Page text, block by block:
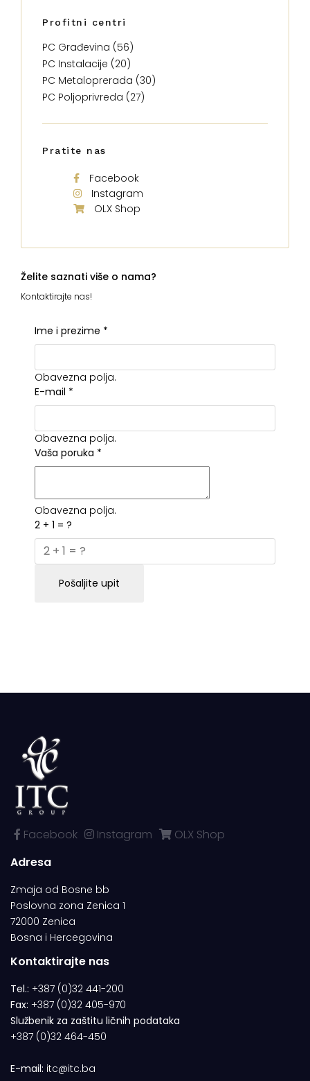
Profitni centri
PC Građevina (56)
PC Instalacije (20)
PC Metaloprerada (30)
PC Poljoprivreda (27)
Pratite nas
Facebook
Instagram
OLX Shop
Želite saznati više o nama?
Kontaktirajte nas!
Ime i prezime *
Obavezna polja.
E-mail *
Obavezna polja.
Vaša poruka *
Obavezna polja.
2 + 1 = ?
Pošaljite upit
Facebook Instagram
OLX Shop
Adresa
Zmaja od Bosne bb
Poslovna zona Zenica 1
72000 Zenica
Bosna i Hercegovina
Kontaktirajte nas
Tel.: +387 (0)32 441-200
Fax: +387 (0)32 405-970
Službenik za zaštitu ličnih podataka
+387 (0)32 464-450
E-mail: itc@itc.ba